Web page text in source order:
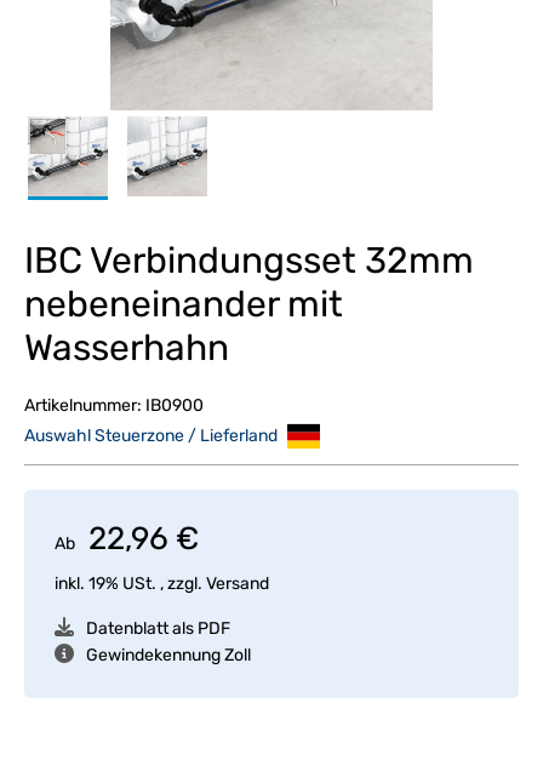
IBC Verbindungsset 32mm
nebeneinander mit
Wasserhahn
Artikelnummer: IB0900
Auswahl Steuerzone / Lieferland
Ab 22,96 €
inkl. 19% USt. , zzgl. Versand
Datenblatt als PDF
Gewindekennung Zoll